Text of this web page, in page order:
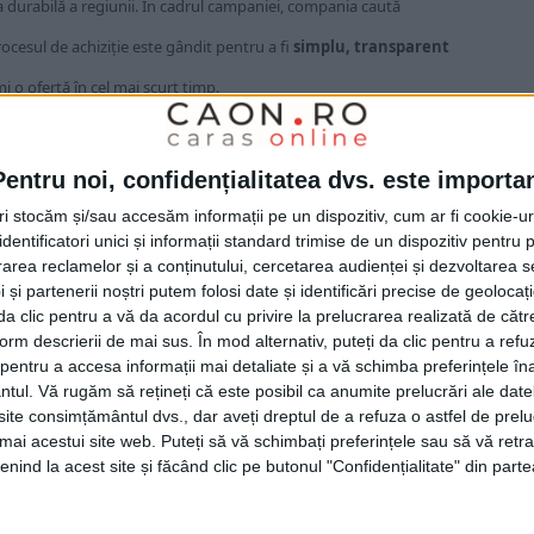
noi, confidențialitatea dvs. este
stocăm și/sau accesăm informații pe un dispozitiv, cum ar fi cookie-
unici și informații standard trimise de un dispozitiv pentru
reclamelor și a conținutului, cercetarea audienței și dezvoltarea
și partenerii noștri putem folosi date și identificări precise de
clic pentru a vă da acordul cu privire la prelucrarea realizată de
descrierii de mai sus. În mod alternativ, puteți da clic pentru a
a accesa informații mai detaliate și a vă schimba preferințele
Vă rugăm să rețineți că este posibil ca anumite prelucrări ale
consimțământul dvs., dar aveți dreptul de a refuza o astfel de
acestui site web. Puteți să vă schimbați preferințele sau să vă
la acest site și făcând clic pe butonul "Confidențialitate" din
a regiunii. În cadrul campaniei, compania caută
de achiziție este gândit pentru a fi simplu, transparent
o ofertă în cel mai scurt timp.
din